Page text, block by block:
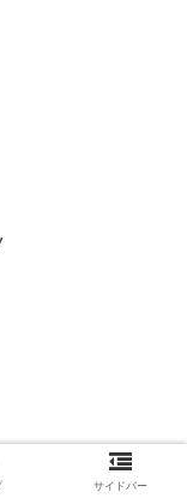
サイドバー